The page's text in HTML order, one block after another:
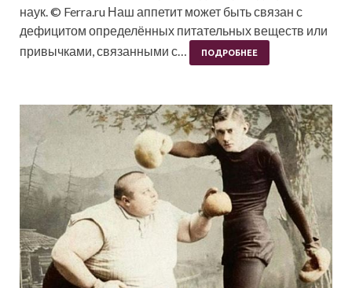
наук. © Ferra.ru Наш аппетит может быть связан с
дефицитом определённых питательных веществ или
привычками, связанными с…
ПОДРОБНЕЕ